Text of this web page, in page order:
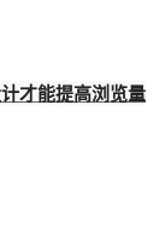
才能提高浏览量